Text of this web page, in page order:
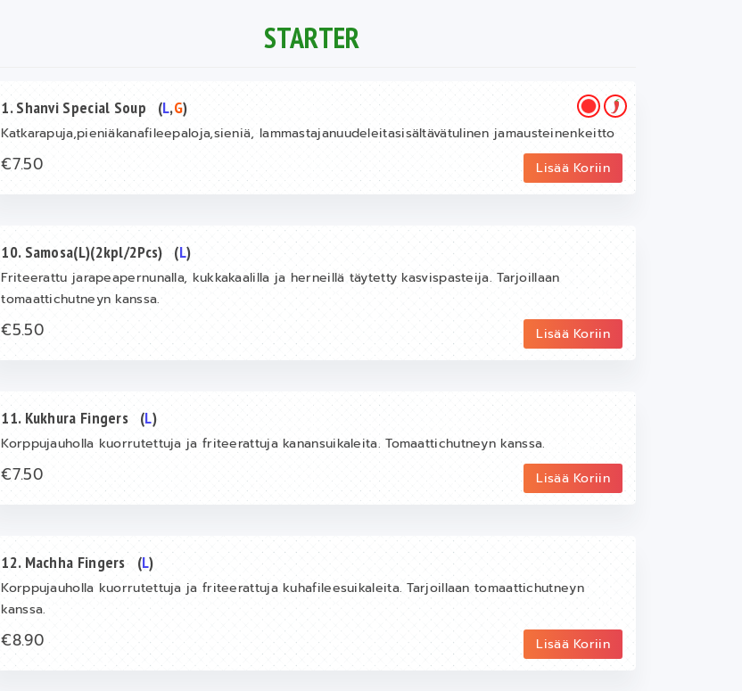
STARTER
1. Shanvi Special Soup (L,G)
Katkarapuja,pieniäkanafileepaloja,sieniä, lammastajanuudeleitasisältävätulinen jamausteinenkeitto
€7.50 Lisää Koriin
10. Samosa(L)(2kpl/2Pcs)(L)
Friteerattu jarapeapernunalla, kukkakaalilla ja herneillä täytetty kasvispasteija. Tarjoillaan
tomaattichutneyn kanssa.
€5.50 Lisää Koriin
11. Kukhura Fingers (L)
Korppujauholla kuorrutettuja ja friteerattuja kanansuikaleita. Tomaattichutneyn kanssa.
€7.50 Lisää Koriin
12. Machha Fingers (L)
Korppujauholla kuorrutettuja ja friteerattuja kuhafileesuikaleita. Tarjoillaan tomaattichutneyn
kanssa.
€8.90 Lisää Koriin